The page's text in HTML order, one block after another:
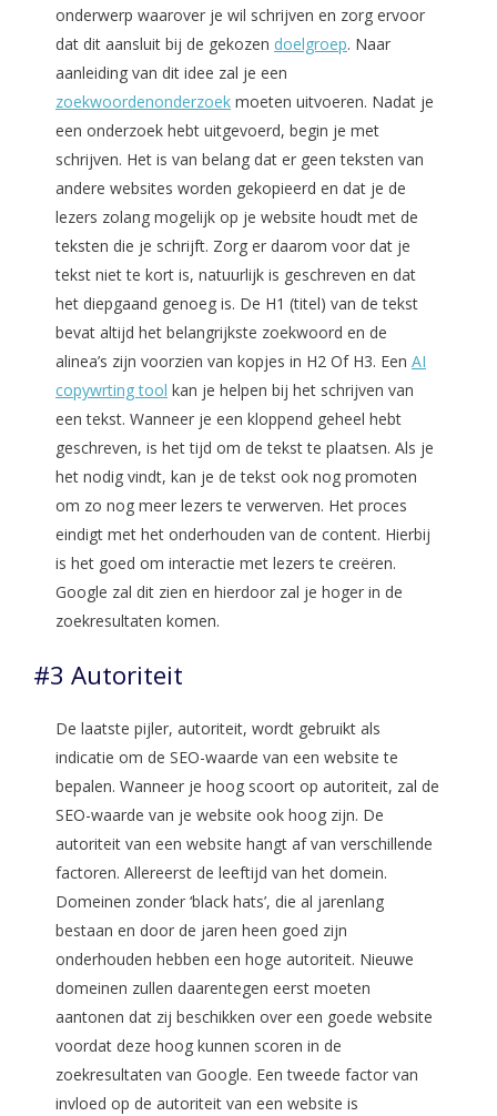
onderwerp waarover je wil schrijven en zorg ervoor
dat dit aansluit bij de gekozen doelgroep. Naar
aanleiding van dit idee zal je een
zoekwoordenonderzoek moeten uitvoeren. Nadat je
een onderzoek hebt uitgevoerd, begin je met
schrijven. Het is van belang dat er geen teksten van
andere websites worden gekopieerd en dat je de
lezers zolang mogelijk op je website houdt met de
teksten die je schrijft. Zorg er daarom voor dat je
tekst niet te kort is, natuurlijk is geschreven en dat
het diepgaand genoeg is. De H1 (titel) van de tekst
bevat altijd het belangrijkste zoekwoord en de
alinea’s zijn voorzien van kopjes in H2 Of H3. Een AI
copywrting tool kan je helpen bij het schrijven van
een tekst. Wanneer je een kloppend geheel hebt
geschreven, is het tijd om de tekst te plaatsen. Als je
het nodig vindt, kan je de tekst ook nog promoten
om zo nog meer lezers te verwerven. Het proces
eindigt met het onderhouden van de content. Hierbij
is het goed om interactie met lezers te creëren.
Google zal dit zien en hierdoor zal je hoger in de
zoekresultaten komen.
#3 Autoriteit
De laatste pijler, autoriteit, wordt gebruikt als
indicatie om de SEO-waarde van een website te
bepalen. Wanneer je hoog scoort op autoriteit, zal de
SEO-waarde van je website ook hoog zijn. De
autoriteit van een website hangt af van verschillende
factoren. Allereerst de leeftijd van het domein.
Domeinen zonder ‘black hats’, die al jarenlang
bestaan en door de jaren heen goed zijn
onderhouden hebben een hoge autoriteit. Nieuwe
domeinen zullen daarentegen eerst moeten
aantonen dat zij beschikken over een goede website
voordat deze hoog kunnen scoren in de
zoekresultaten van Google. Een tweede factor van
invloed op de autoriteit van een website is